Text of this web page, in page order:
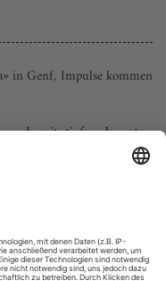
in Genf, Impulse kommen
und mit tief gebeugten
schräg in den
Darauf ist ein
stets stramm
jedoch kaum vom
tierischen...